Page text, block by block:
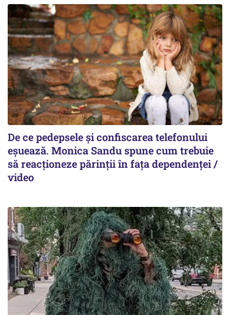
De ce pedepsele și confiscarea telefonului
eșuează. Monica Sandu spune cum trebuie
să reacționeze părinții în fața dependenței /
video